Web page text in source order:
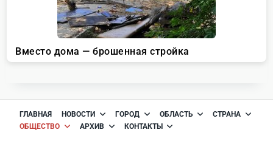
ГЛАВНАЯ НОВОСТИ ГОРОД ОБЛАСТЬ
СТРАНА
ОБЩЕСТВО
АРХИВ КОНТАКТЫ